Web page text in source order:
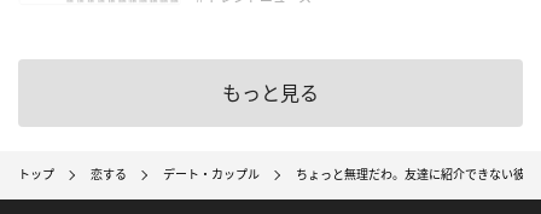
もっと見る
トップ 恋する デート・カップル ちょっと無理だわ。友達に紹介できない彼